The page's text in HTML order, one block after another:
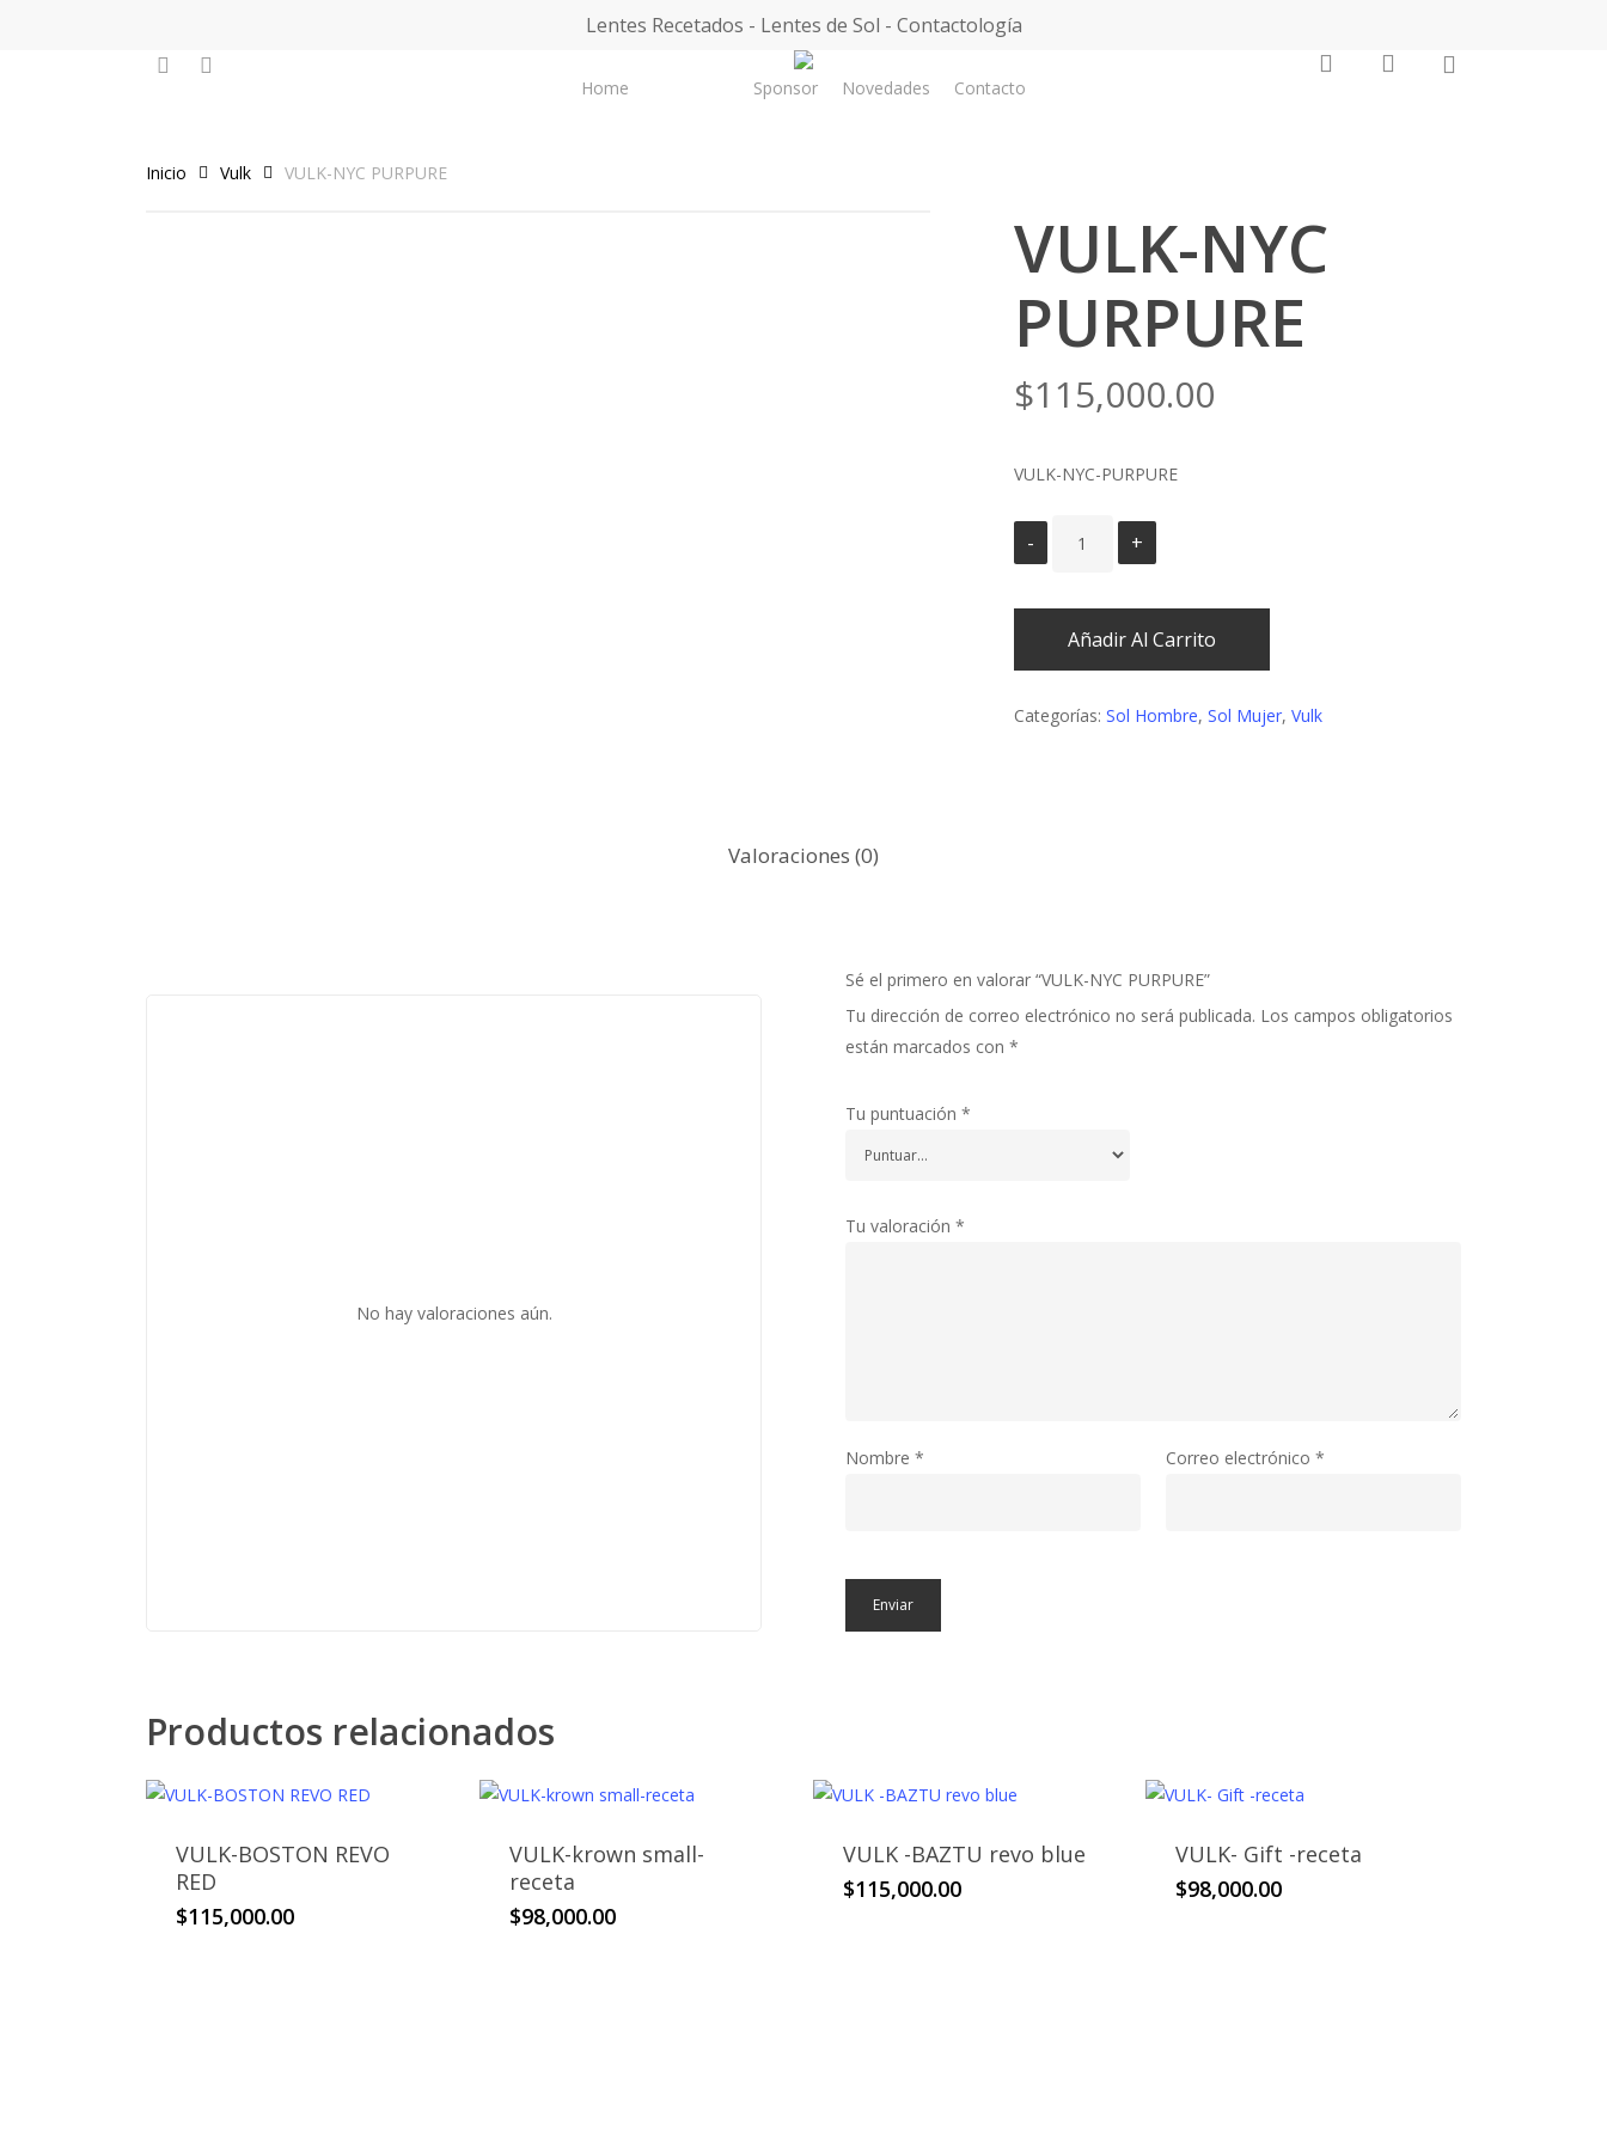
Lentes Recetados - Lentes de Sol - Contactología
facebookinstagram search account
Home Sponsor Novedades Contacto
Inicio Vulk VULK-NYC PURPURE
VULK-NYC
PURPURE
$115,000.00
VULK-NYC-PURPURE
Añadir Al Carrito
Categorías: Sol Hombre, Sol Mujer, Vulk
Valoraciones (0)
No hay valoraciones aún.
Sé el primero en valorar “VULK-NYC PURPURE”
Tu dirección de correo electrónico no será publicada. Los campos obligatorios
están marcados con *
Tu puntuación *
Tu valoración *
Nombre * Correo electrónico *
Productos relacionados
VULK-BOSTON REVO
RED
$115,000.00
VULK-krown small-
receta
$98,000.00
VULK -BAZTU revo blue
$115,000.00
VULK- Gift -receta
$98,000.00